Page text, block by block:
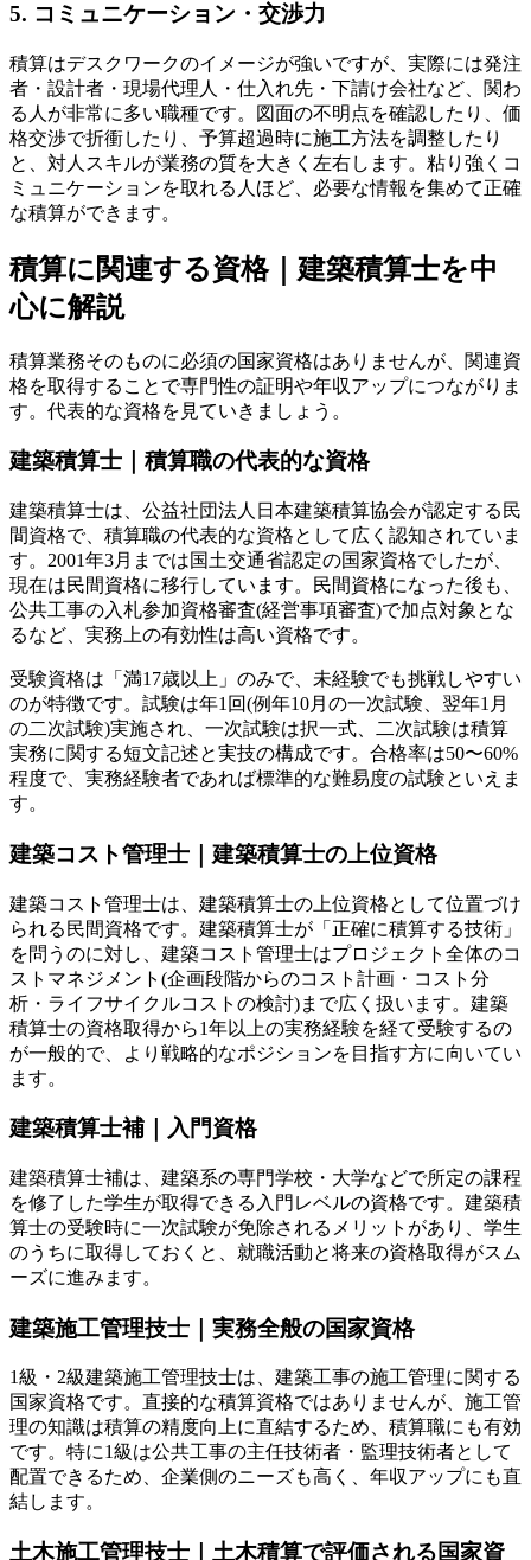
5. コミュニケーション・交渉力
積算はデスクワークのイメージが強いですが、実際には発注
者・設計者・現場代理人・仕入れ先・下請け会社など、関わ
る人が非常に多い職種です。図面の不明点を確認したり、価
格交渉で折衝したり、予算超過時に施工方法を調整したり
と、対人スキルが業務の質を大きく左右します。粘り強くコ
ミュニケーションを取れる人ほど、必要な情報を集めて正確
な積算ができます。
積算に関連する資格｜建築積算士を中
心に解説
積算業務そのものに必須の国家資格はありませんが、関連資
格を取得することで専門性の証明や年収アップにつながりま
す。代表的な資格を見ていきましょう。
建築積算士｜積算職の代表的な資格
建築積算士は、公益社団法人日本建築積算協会が認定する民
間資格で、積算職の代表的な資格として広く認知されていま
す。2001年3月までは国土交通省認定の国家資格でしたが、
現在は民間資格に移行しています。民間資格になった後も、
公共工事の入札参加資格審査(経営事項審査)で加点対象とな
るなど、実務上の有効性は高い資格です。
受験資格は「満17歳以上」のみで、未経験でも挑戦しやすい
のが特徴です。試験は年1回(例年10月の一次試験、翌年1月
の二次試験)実施され、一次試験は択一式、二次試験は積算
実務に関する短文記述と実技の構成です。合格率は50〜60%
程度で、実務経験者であれば標準的な難易度の試験といえま
す。
建築コスト管理士｜建築積算士の上位資格
建築コスト管理士は、建築積算士の上位資格として位置づけ
られる民間資格です。建築積算士が「正確に積算する技術」
を問うのに対し、建築コスト管理士はプロジェクト全体のコ
ストマネジメント(企画段階からのコスト計画・コスト分
析・ライフサイクルコストの検討)まで広く扱います。建築
積算士の資格取得から1年以上の実務経験を経て受験するの
が一般的で、より戦略的なポジションを目指す方に向いてい
ます。
建築積算士補｜入門資格
建築積算士補は、建築系の専門学校・大学などで所定の課程
を修了した学生が取得できる入門レベルの資格です。建築積
算士の受験時に一次試験が免除されるメリットがあり、学生
のうちに取得しておくと、就職活動と将来の資格取得がスム
ーズに進みます。
建築施工管理技士｜実務全般の国家資格
1級・2級建築施工管理技士は、建築工事の施工管理に関する
国家資格です。直接的な積算資格ではありませんが、施工管
理の知識は積算の精度向上に直結するため、積算職にも有効
です。特に1級は公共工事の主任技術者・監理技術者として
配置できるため、企業側のニーズも高く、年収アップにも直
結します。
土木施工管理技士｜土木積算で評価される国家資